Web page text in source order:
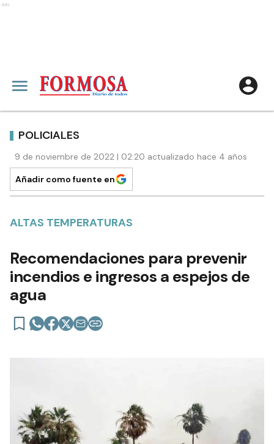
Ads
POLICIALES
9 de noviembre de 2022 | 02:20 actualizado hace 4 años
Añadir como fuente en
ALTAS TEMPERATURAS
Recomendaciones para prevenir
incendios e ingresos a espejos de
agua